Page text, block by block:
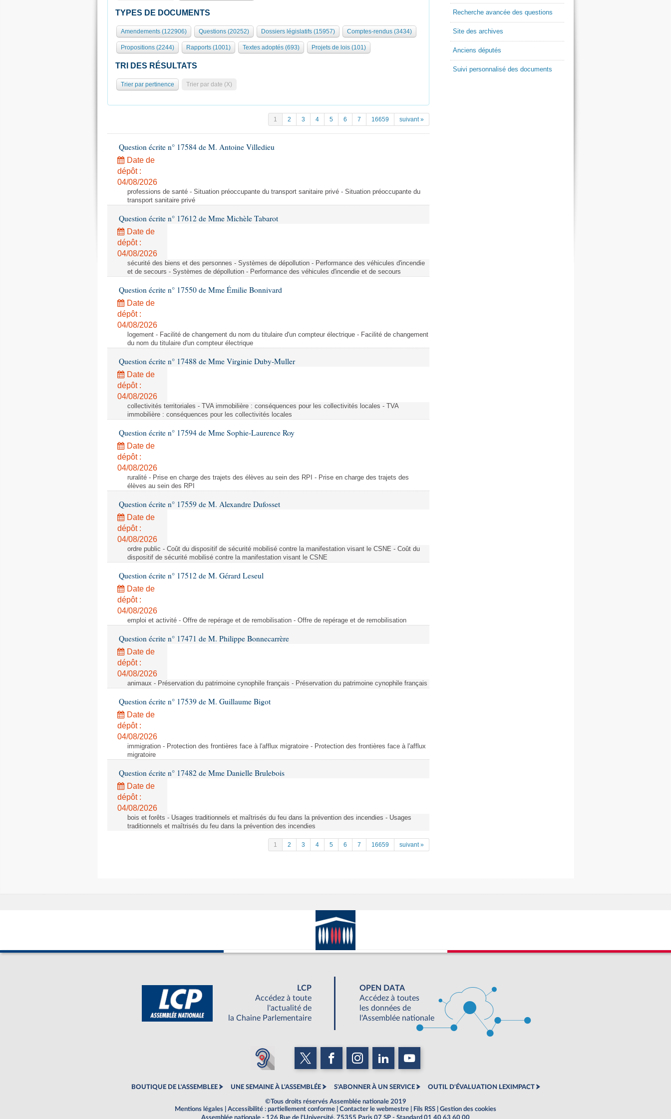
TYPES DE DOCUMENTS
Amendements (122906) Questions (20252) Dossiers législatifs (15957) Comptes-rendus (3434)
Propositions (2244) Rapports (1001) Textes adoptés (693) Projets de lois (101)
TRI DES RÉSULTATS
Trier par pertinence Trier par date (X)
1 2 3 4 5 6 7 16659 suivant »
Question écrite n° 17584 de M. Antoine Villedieu
Date de
dépôt :
04/08/2026
professions de santé - Situation préoccupante du transport sanitaire privé - Situation préoccupante du
transport sanitaire privé
Question écrite n° 17612 de Mme Michèle Tabarot
Date de
dépôt :
04/08/2026
sécurité des biens et des personnes - Systèmes de dépollution - Performance des véhicules d'incendie
et de secours - Systèmes de dépollution - Performance des véhicules d'incendie et de secours
Question écrite n° 17550 de Mme Émilie Bonnivard
Date de
dépôt :
04/08/2026
logement - Facilité de changement du nom du titulaire d'un compteur électrique - Facilité de changement
du nom du titulaire d'un compteur électrique
Question écrite n° 17488 de Mme Virginie Duby-Muller
Date de
dépôt :
04/08/2026
collectivités territoriales - TVA immobilière : conséquences pour les collectivités locales - TVA
immobilière : conséquences pour les collectivités locales
Question écrite n° 17594 de Mme Sophie-Laurence Roy
Date de
dépôt :
04/08/2026
ruralité - Prise en charge des trajets des élèves au sein des RPI - Prise en charge des trajets des
élèves au sein des RPI
Question écrite n° 17559 de M. Alexandre Dufosset
Date de
dépôt :
04/08/2026
ordre public - Coût du dispositif de sécurité mobilisé contre la manifestation visant le CSNE - Coût du
dispositif de sécurité mobilisé contre la manifestation visant le CSNE
Question écrite n° 17512 de M. Gérard Leseul
Date de
dépôt :
04/08/2026
emploi et activité - Offre de repérage et de remobilisation - Offre de repérage et de remobilisation
Question écrite n° 17471 de M. Philippe Bonnecarrère
Date de
dépôt :
04/08/2026
animaux - Préservation du patrimoine cynophile français - Préservation du patrimoine cynophile français
Question écrite n° 17539 de M. Guillaume Bigot
Date de
dépôt :
04/08/2026
immigration - Protection des frontières face à l'afflux migratoire - Protection des frontières face à l'afflux
migratoire
Question écrite n° 17482 de Mme Danielle Brulebois
Date de
dépôt :
04/08/2026
bois et forêts - Usages traditionnels et maîtrisés du feu dans la prévention des incendies - Usages
traditionnels et maîtrisés du feu dans la prévention des incendies
1 2 3 4 5 6 7 16659 suivant »
Recherche avancée des questions
Site des archives
Anciens députés
Suivi personnalisé des documents
LCP
Accédez à toute
l'actualité de
la Chaine Parlementaire
OPEN DATA
Accédez à toutes
les données de
l'Assemblée nationale
BOUTIQUE DE L'ASSEMBLEE UNE SEMAINE À L'ASSEMBLÉE S'ABONNER À UN SERVICE OUTIL D'ÉVALUATION LEXIMPACT
©Tous droits réservés Assemblée nationale 2019
Mentions légales
Accessibilité : partiellement conforme Contacter le webmestre Fils RSS
Gestion des cookies
Assemblée nationale - 126 Rue de l'Université, 75355 Paris 07 SP - Standard 01 40 63 60 00